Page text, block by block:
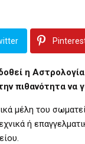
η
πιθανότητα
μέλη του
ή